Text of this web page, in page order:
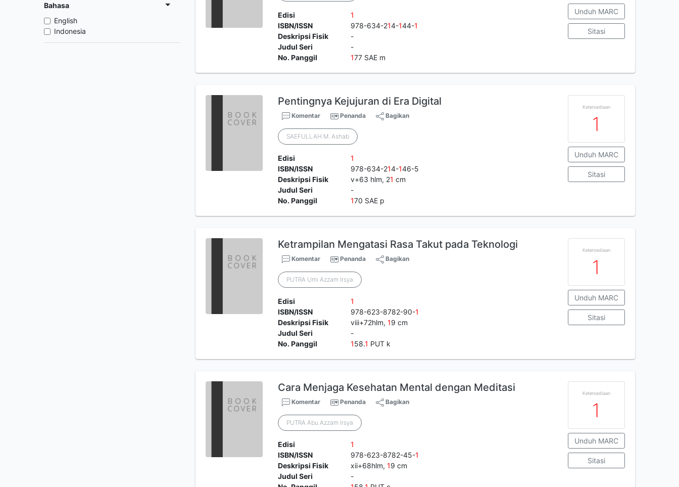
Bahasa
English
Indonesia
Edisi
1
ISBN/ISSN
978-634-214-144-1
Deskripsi Fisik
-
Judul Seri
-
No. Panggil
177 SAE m
Unduh MARC
Sitasi
Pentingnya Kejujuran di Era Digital
Komentar Penanda Bagikan
SAEFULLAH M. Ashab
Edisi
1
ISBN/ISSN
978-634-214-146-5
Deskripsi Fisik
v+63 hlm, 21 cm
Judul Seri
-
No. Panggil
170 SAE p
Ketersediaan
1
Unduh MARC
Sitasi
Ketrampilan Mengatasi Rasa Takut pada Teknologi
Komentar Penanda Bagikan
PUTRA Umi Azzam Irsya
Edisi
1
ISBN/ISSN
978-623-8782-90-1
Deskripsi Fisik
viii+72hlm, 19 cm
Judul Seri
-
No. Panggil
158.1 PUT k
Ketersediaan
1
Unduh MARC
Sitasi
Cara Menjaga Kesehatan Mental dengan Meditasi
Komentar Penanda Bagikan
PUTRA Abu Azzam Irsya
Edisi
1
ISBN/ISSN
978-623-8782-45-1
Deskripsi Fisik
xii+68hlm, 19 cm
Judul Seri
-
Ketersediaan
1
Unduh MARC
Sitasi